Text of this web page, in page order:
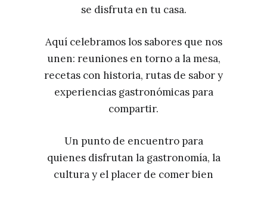
se disfruta en tu casa.
Aquí celebramos los sabores que nos
unen: reuniones en torno a la mesa,
recetas con historia, rutas de sabor y
experiencias gastronómicas para
compartir.
Un punto de encuentro para
quienes disfrutan la gastronomía, la
cultura y el placer de comer bien